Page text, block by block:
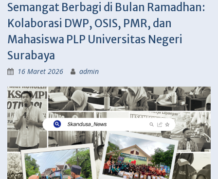
Semangat Berbagi di Bulan Ramadhan:
Kolaborasi DWP, OSIS, PMR, dan
Mahasiswa PLP Universitas Negeri
Surabaya
16 Maret 2026 admin